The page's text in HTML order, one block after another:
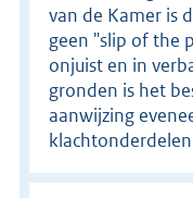
van de Kamer is
geen "slip of the
onjuist en in
gronden is het
aanwijzing